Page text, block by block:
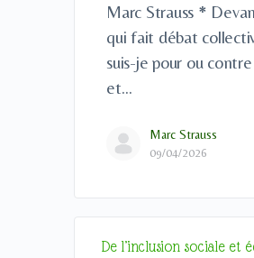
Marc Strauss *
qui fait débat
suis-je pour ou
et…
Marc Strauss
09/04/2026
De l’inclusion sociale et